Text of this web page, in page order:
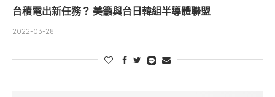
台積電出新任務？ 美籲與台日韓組半導體聯盟
2022-03-28